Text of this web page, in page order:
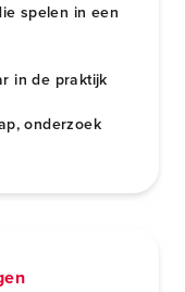
spelen in een
in de praktijk
onderzoek